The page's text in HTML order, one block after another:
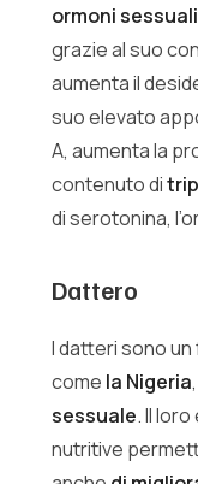
ormoni sessuali
grazie al suo
aumenta il
suo elevato
A, aumenta la
contenuto di
di serotonina,
Dattero
I datteri sono
come la Nigeria
sessuale. Il
nutritive